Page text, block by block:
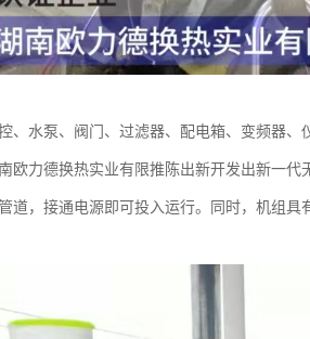
、水泵、阀门、过滤器、配电箱、变频器
欧力德换热实业有限推陈出新开发出新一
道，接通电源即可投入运行。同时，机组具